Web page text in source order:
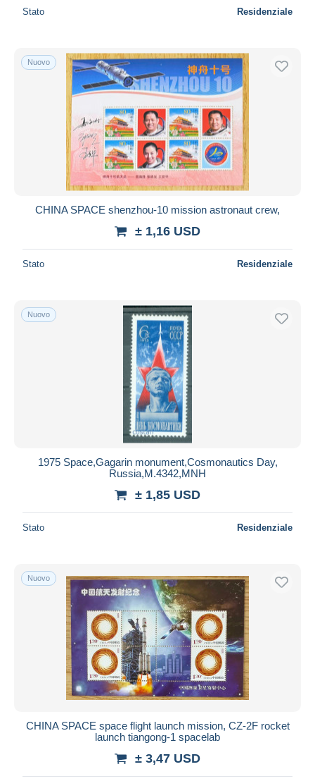
Stato Residenziale
Nuovo
CHINA SPACE shenzhou-10 mission astronaut crew,
± 1,16 USD
Stato Residenziale
Nuovo
1975 Space,Gagarin monument,Cosmonautics Day,
Russia,M.4342,MNH
± 1,85 USD
Stato Residenziale
Nuovo
CHINA SPACE space flight launch mission, CZ-2F rocket
launch tiangong-1 spacelab
± 3,47 USD